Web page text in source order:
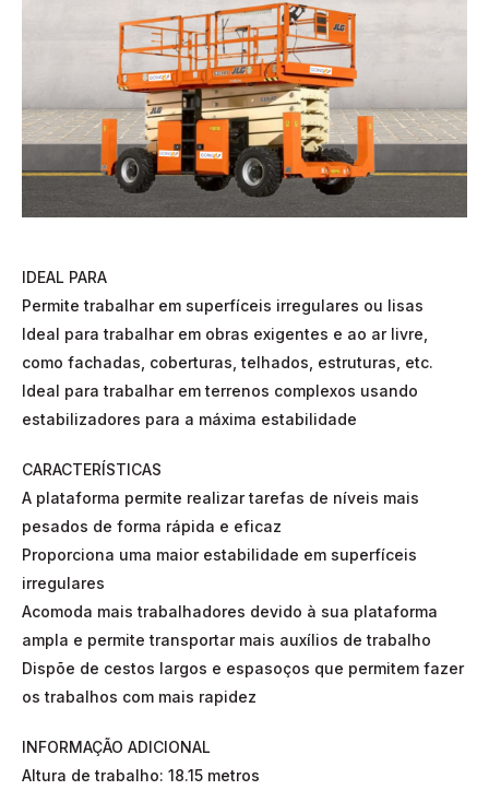
IDEAL PARA
Permite trabalhar em superfíceis irregulares ou lisas
Ideal para trabalhar em obras exigentes e ao ar livre,
como fachadas, coberturas, telhados, estruturas, etc.
Ideal para trabalhar em terrenos complexos usando
estabilizadores para a máxima estabilidade
CARACTERÍSTICAS
A plataforma permite realizar tarefas de níveis mais
pesados de forma rápida e eficaz
Proporciona uma maior estabilidade em superfíceis
irregulares
Acomoda mais trabalhadores devido à sua plataforma
ampla e permite transportar mais auxílios de trabalho
Dispõe de cestos largos e espasoços que permitem fazer
os trabalhos com mais rapidez
INFORMAÇÃO ADICIONAL
Altura de trabalho: 18.15 metros